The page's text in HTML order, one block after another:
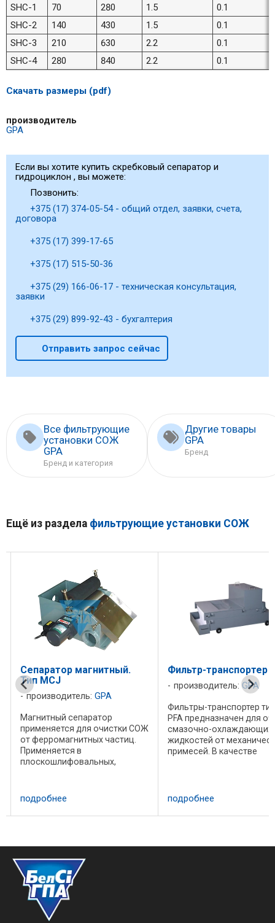
SHC-1
70 280 1.5
0.1
SHC-2
140 430 1.5
0.1
SHC-3
210 630 2.2
0.1
SHC-4
280 840 2.2 0.1
Скачать размеры (pdf)
производитель
GPA
Если вы хотите купить скребковый сепаратор и
гидроциклон , вы можете:
Позвонить:
+375 (17) 374-05-54 - общий отдел, заявки, счета,
договора
+375 (17) 399-17-65
+375 (17) 515-50-36
+375 (29) 166-06-17 - техническая консультация,
заявки
+375 (29) 899-92-43 - бухгалтерия
Отправить запрос сейчас
Все фильтрующие
установки СОЖ
GPA
Бренд и категория
Другие товары
GPA
Бренд
Ещё из раздела фильтрующие установки СОЖ
Сепаратор магнитный.
Тип MCJ
производитель: GPA
Магнитный сепаратор
применяется для очистки СОЖ
от ферромагнитных частиц.
Применяется в
плоскошлифовальных,
круглошлифовальных ,
хонинговальных ,
резьбошлифовальных,
подробнее
Фильтр-транспортер
производитель:GPA
Фильтры-транспортер
PFA предназначен для
смазочно-охлаждающих
жидкостей от
примесей. В качестве
Принцип действия. На
сетчатом конвеере
горизонтально
подробнее